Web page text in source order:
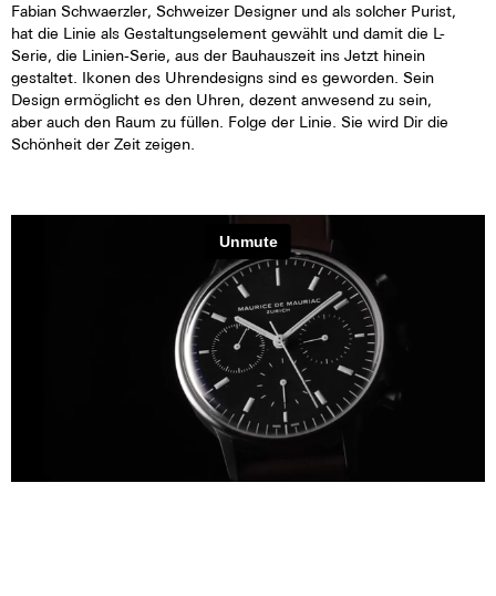
Fabian Schwaerzler, Schweizer Designer und als solcher Purist,
hat die Linie als Gestaltungselement gewählt und damit die L-
Serie, die Linien-Serie, aus der Bauhauszeit ins Jetzt hinein
gestaltet. Ikonen des Uhrendesigns sind es geworden. Sein
Design ermöglicht es den Uhren, dezent anwesend zu sein,
aber auch den Raum zu füllen. Folge der Linie. Sie wird Dir die
Schönheit der Zeit zeigen.